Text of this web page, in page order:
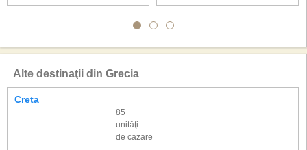
Alte destinaţii din Grecia
Creta
85
unităţi
de cazare